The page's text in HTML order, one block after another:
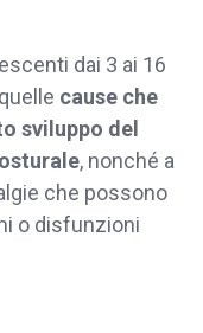
dai 3 ai 16
cause che
sviluppo del
, nonché a
che possono
o disfunzioni